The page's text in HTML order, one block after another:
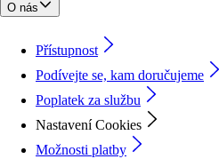
O nás
Přístupnost
Podívejte se, kam doručujeme
Poplatek za službu
Nastavení Cookies
Možnosti platby